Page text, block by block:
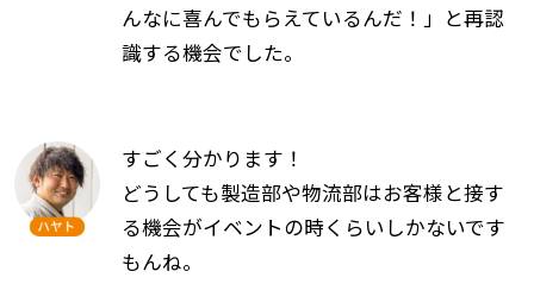
んなに喜んでもらえているんだ！」と再認
識する機会でした。
すごく分かります！
どうしても製造部や物流部はお客様と接す
る機会がイベントの時くらいしかないです
もんね。